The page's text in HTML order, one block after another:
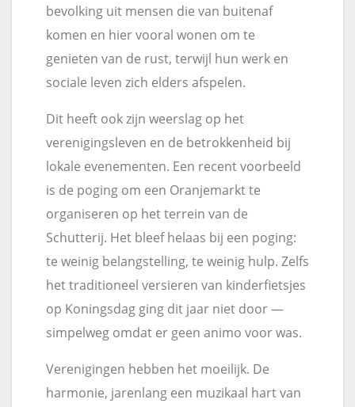
bevolking uit mensen die van buitenaf
komen en hier vooral wonen om te
genieten van de rust, terwijl hun werk en
sociale leven zich elders afspelen.
Dit heeft ook zijn weerslag op het
verenigingsleven en de betrokkenheid bij
lokale evenementen. Een recent voorbeeld
is de poging om een Oranjemarkt te
organiseren op het terrein van de
Schutterij. Het bleef helaas bij een poging:
te weinig belangstelling, te weinig hulp. Zelfs
het traditioneel versieren van kinderfietsjes
op Koningsdag ging dit jaar niet door —
simpelweg omdat er geen animo voor was.
Verenigingen hebben het moeilijk. De
harmonie, jarenlang een muzikaal hart van